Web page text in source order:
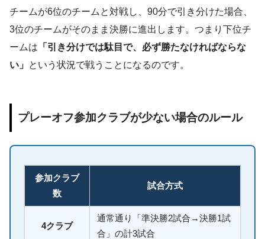
チームが6位のチームと対戦し、90分で引き分けた場合、
3位のチームがそのまま決勝に進出します。つまり下位チ
ームは 「引き分けでは駄目で、必ず勝たなければならな
い」 という状況で戦うことになるのです。
プレーオフ参加クラブが少ない場合のルール
参加クラブ
数
試合方式
4クラブ
通常通り「準決勝2試合→決勝1試
合」の計3試合